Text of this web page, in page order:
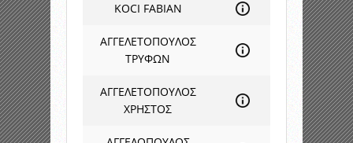
KOCI FABIAN
ΑΓΓΕΛΕΤΟΠΟΥΛΟΣ
ΤΡΥΦΩΝ
ΑΓΓΕΛΕΤΟΠΟΥΛΟΣ
ΧΡΗΣΤΟΣ